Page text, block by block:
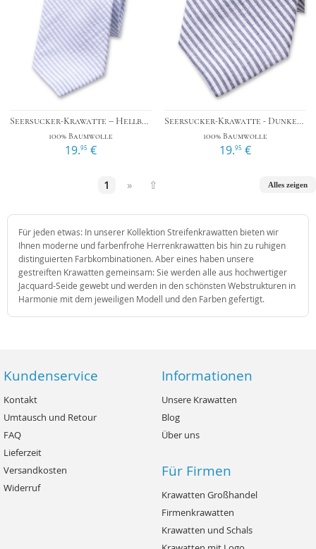
Seersucker-Krawatte – Hellblau
100% Baumwolle
19.95 €
Seersucker-Krawatte - Dunkelblau
100% Baumwolle
19.95 €
1 » ⇧ Alles zeigen
Für jeden etwas: In unserer Kollektion Streifenkrawatten bieten wir
Ihnen moderne und farbenfrohe Herrenkrawatten bis hin zu ruhigen
distinguierten Farbkombinationen. Aber eines haben unsere
gestreiften Krawatten gemeinsam: Sie werden alle aus hochwertiger
Jacquard-Seide gewebt und werden in den schönsten Webstrukturen in
Harmonie mit dem jeweiligen Modell und den Farben gefertigt.
Kundenservice
Kontakt
Umtausch und Retour
FAQ
Lieferzeit
Versandkosten
Widerruf
Informationen
Unsere Krawatten
Blog
Über uns
Für Firmen
Krawatten Großhandel
Firmenkrawatten
Krawatten und Schals